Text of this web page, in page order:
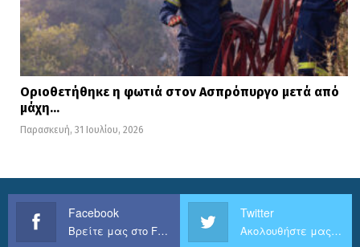
Οριοθετήθηκε η φωτιά στον Ασπρόπυργο μετά από
μάχη…
Παρασκευή, 31 Ιουλίου, 2026
Facebook
Βρείτε μας στο Facebook
Twitter
Ακολουθήστε μας στο Twitter